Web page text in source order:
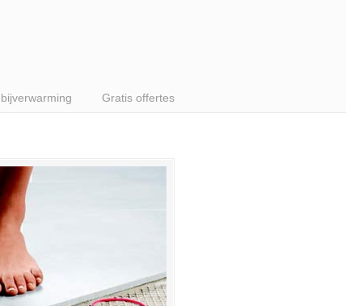
Gratis offertes